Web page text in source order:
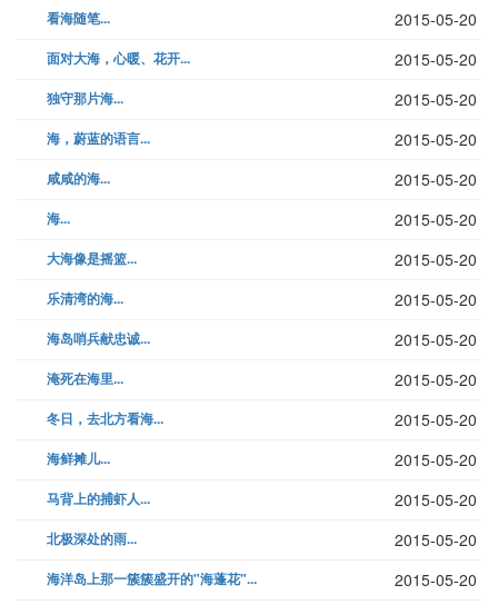
看海随笔... 2015-05-20
面对大海，心暖、花开... 2015-05-20
独守那片海... 2015-05-20
海，蔚蓝的语言... 2015-05-20
咸咸的海... 2015-05-20
海... 2015-05-20
大海像是摇篮... 2015-05-20
乐清湾的海... 2015-05-20
海岛哨兵献忠诚... 2015-05-20
淹死在海里... 2015-05-20
冬日，去北方看海... 2015-05-20
海鲜摊儿... 2015-05-20
马背上的捕虾人... 2015-05-20
北极深处的雨... 2015-05-20
海洋岛上那一簇簇盛开的"海蓬花"... 2015-05-20